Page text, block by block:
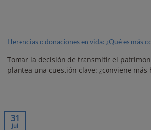
Herencias o donaciones en vida: ¿Qué es más
Tomar la decisión de transmitir el
plantea una cuestión clave: ¿conviene más
31
Jul